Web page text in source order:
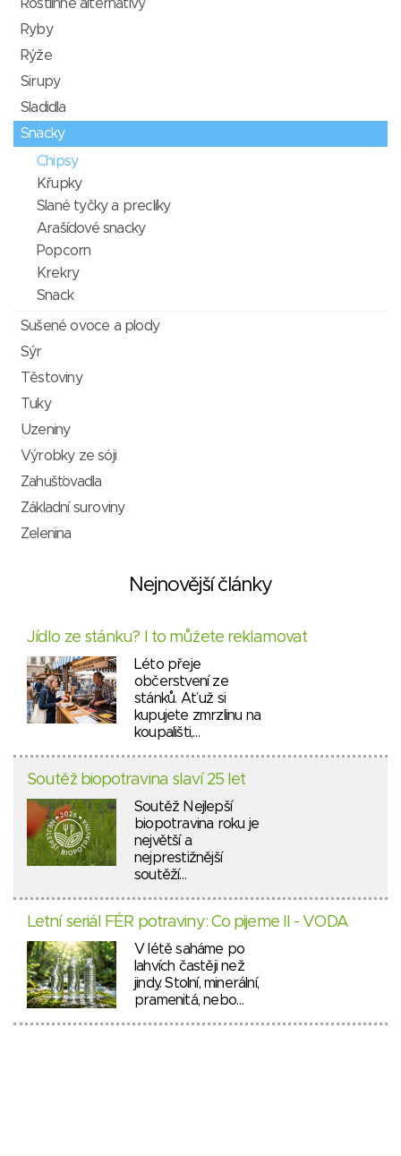
Rostlinné alternativy
Ryby
Rýže
Sirupy
Sladidla
Snacky
Chipsy
Křupky
Slané tyčky a preclíky
Arašídové snacky
Popcorn
Krekry
Snack
Sušené ovoce a plody
Sýr
Těstoviny
Tuky
Uzeniny
Výrobky ze sóji
Zahušťovadla
Základní suroviny
Zelenina
Nejnovější články
Jídlo ze stánku? I to můžete reklamovat
Léto přeje
občerstvení ze
stánků. Ať už si
kupujete zmrzlinu na
koupališti,…
Soutěž biopotravina slaví 25 let
Soutěž Nejlepší
biopotravina roku je
největší a
nejprestižnější
soutěží…
Letní seriál FÉR potraviny: Co pijeme II - VODA
V létě saháme po
lahvích častěji než
jindy. Stolní, minerální,
pramenitá, nebo…